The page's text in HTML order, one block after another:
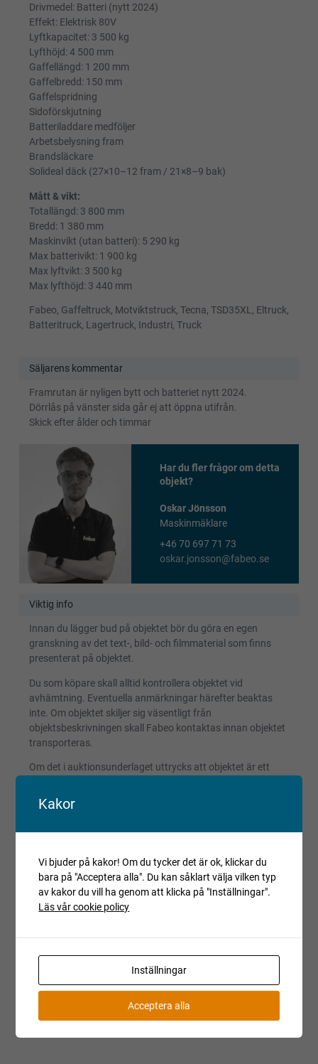
Drivmedel: Batteri (nytt 2024)
Effekt: Elektrisk 80V
Lyftkapacitet: 3 500 kg
Lyfthöjd: 4 500 mm
Gaffellängd: 1 200 mm
Gaffelbredd: 150 mm
Gaffelspridning
Sidoförskjutning
Batteriladdare medföljer
Arbetsbelysning fram
Brandsläckare
Solideal däck (27×10–12 fram / 21×8–9 bak)
Mått & vikt:
Totallängd: 3 800 mm
Bredd: 1 380 mm
Maskinvikt (utan batteri): 5 290 kg
Max batterivikt: 1 900 kg
Max lyftvikt: 3 500 kg
Max lyfthöjd: 3 440 mm
Fabeo, Gaffeltruck, Motviktstruck, Tecna, TSD35XL, Eltruck,
Batteritruck, Lagertruck, Industri, Truck
Säljarens kommentar
Framrutan är nyligen bytt och batteriet nytt 2024.
Dörrlås på vänster sida går ej att öppna utifrån.
Skick efter ålder och timmar
Har du fler frågor om detta
objekt?
Oskar Jönsson
Maskinmäklare
+46 70 697 71 73
oskar.jonsson@fabeo.se
Viktig info
Innan du lägger bud på objektet bör du göra en egen
granskning av det text-, bild- och filmmaterial som finns
presenterat på objektet.
Du som köpare skall alltid kontrollera objektet vid
avhämtning. Eventuella anmärkningar härefter beaktas
inte. Om objektet skiljer sig väsentligt från
objektsbeskrivningen skall Fabeo kontaktas innan objektet
transporteras.
Om det i auktionsunderlaget uttrycks att objektet är ett
provkörning. Objektet kan ha andra fel än de som har
beskrivits och detta bör beaktas vid budgivning.
Villkor och regler
Kopiera länk till den här auktionen
Är du intresserad av objektet men deltog inte i
budgivningen, var vänlig kontakta ansvarig mäklare för
aktuell status.
Kakor
Vi bjuder på kakor! Om du tycker det är ok, klickar du
bara på "Acceptera alla". Du kan såklart välja vilken typ
av kakor du vill ha genom att klicka på "Inställningar".
Läs vår cookie policy
Inställningar
Acceptera alla